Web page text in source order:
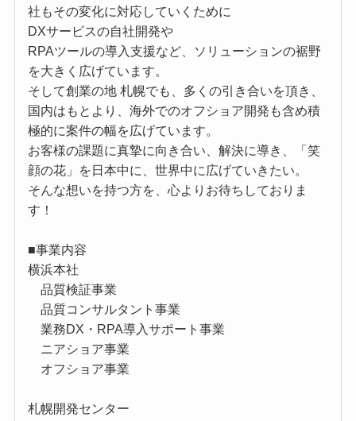
社もその変化に対応していくために
DXサービスの自社開発や
RPAツールの導入支援など、ソリューションの裾野
を大きく広げています。
そして創業の地 札幌でも、多くの引き合いを頂き、
国内はもとより、海外でのオフショア開発も含め積
極的に案件の幅を広げています。
お客様の課題に真摯に向き合い、解決に導き、「笑
顔の花」を日本中に、世界中に広げていきたい。
そんな想いを持つ方を、心よりお待ちしておりま
す！
■事業内容
横浜本社
品質検証事業
品質コンサルタント事業
業務DX・RPA導入サポート事業
ニアショア事業
オフショア事業
札幌開発センター